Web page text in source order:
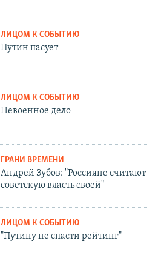
ЛИЦОМ К СОБЫТИЮ
Путин пасует
ЛИЦОМ К СОБЫТИЮ
Невоенное дело
ГРАНИ ВРЕМЕНИ
Андрей Зубов: "Россияне считают
советскую власть своей"
ЛИЦОМ К СОБЫТИЮ
"Путину не спасти рейтинг"